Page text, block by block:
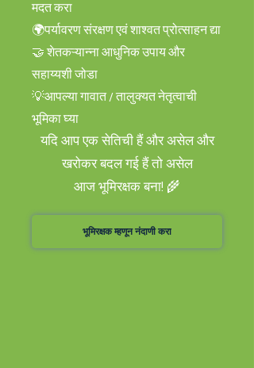
मदत करा
🌍पर्यावरण संरक्षण एवं शाश्वत प्रोत्साहन द्या
🤝 शेतकऱ्यान्ना आधुनिक उपाय और
सहाय्यशी जोडा
💡आपल्या गावात / तालुक्यत नेतृत्वाची
भूमिका घ्या
यदि आप एक सेतिची हैं और असेल और
खरोकर बदल गई हैं तो असेल
आज भूमिरक्षक बना! 🌾
भूमिरक्षक म्हणून नंदाणी करा